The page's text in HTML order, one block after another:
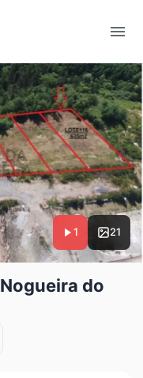
1 21
do